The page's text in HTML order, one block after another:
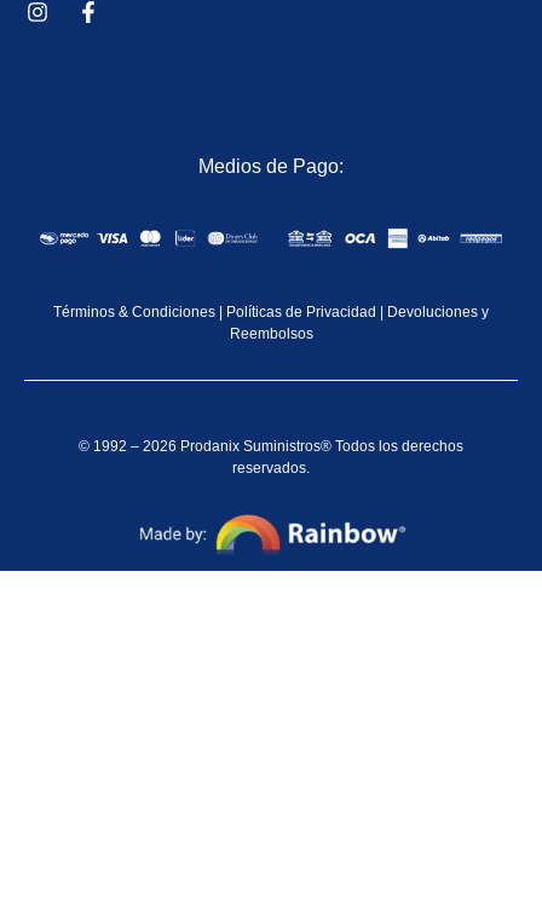
Medios de Pago:
Términos & Condiciones | Políticas de Privacidad | Devoluciones y
Reembolsos
© 1992 – 2026 Prodanix Suministros® Todos los derechos
reservados.